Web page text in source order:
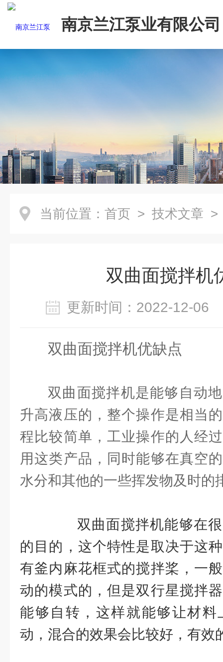
南京兰江泵业有限公司
当前位置： 首页 > 技术文章 >
双曲面搅拌机
更新时间：2022-12-
双曲面搅拌机优缺点
双曲面搅拌机是能够自动
升高液压的，整个操作是相当
程比较简单，工业操作的人经
用这类产品，同时能够在真空
水分和其他的一些挥发物及时的
双曲面搅拌机能够在很
的目的，这个特性是取决于这
有釜内麻花框式的搅拌桨，一
动的模式的，但是双行星搅拌
能够自转，这样就能够让材料
动，混合的效果会比较好，有效